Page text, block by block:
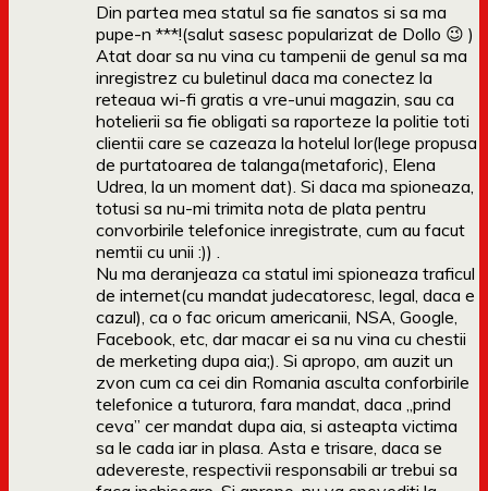
Din partea mea statul sa fie sanatos si sa ma
pupe-n ***!(salut sasesc popularizat de Dollo 😉 )
Atat doar sa nu vina cu tampenii de genul sa ma
inregistrez cu buletinul daca ma conectez la
reteaua wi-fi gratis a vre-unui magazin, sau ca
hotelierii sa fie obligati sa raporteze la politie toti
clientii care se cazeaza la hotelul lor(lege propusa
de purtatoarea de talanga(metaforic), Elena
Udrea, la un moment dat). Si daca ma spioneaza,
totusi sa nu-mi trimita nota de plata pentru
convorbirile telefonice inregistrate, cum au facut
nemtii cu unii :)) .
Nu ma deranjeaza ca statul imi spioneaza traficul
de internet(cu mandat judecatoresc, legal, daca e
cazul), ca o fac oricum americanii, NSA, Google,
Facebook, etc, dar macar ei sa nu vina cu chestii
de merketing dupa aia;). Si apropo, am auzit un
zvon cum ca cei din Romania asculta conforbirile
telefonice a tuturora, fara mandat, daca „prind
ceva” cer mandat dupa aia, si asteapta victima
sa le cada iar in plasa. Asta e trisare, daca se
adevereste, respectivii responsabili ar trebui sa